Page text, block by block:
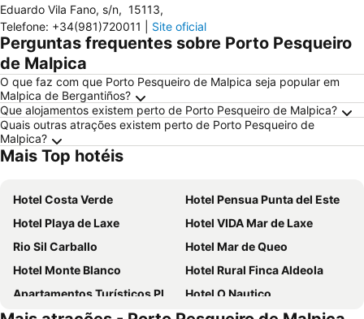
Eduardo Vila Fano, s/n, 15113,
Telefone: +34(981)720011 Site oficial
Perguntas frequentes sobre Porto Pesqueiro
de Malpica
O que faz com que Porto Pesqueiro de Malpica seja popular em
Malpica de Bergantiños?
Que alojamentos existem perto de Porto Pesqueiro de Malpica?
Quais outras atrações existem perto de Porto Pesqueiro de
Malpica?
Mais Top hotéis
Hotel Costa Verde
Hotel Pensua Punta del Este
Hotel Playa de Laxe
Hotel VIDA Mar de Laxe
Rio Sil Carballo
Hotel Mar de Queo
Hotel Monte Blanco
Hotel Rural Finca Aldeola
Apartamentos Turísticos Playa de Osmo
Hotel O Nautico